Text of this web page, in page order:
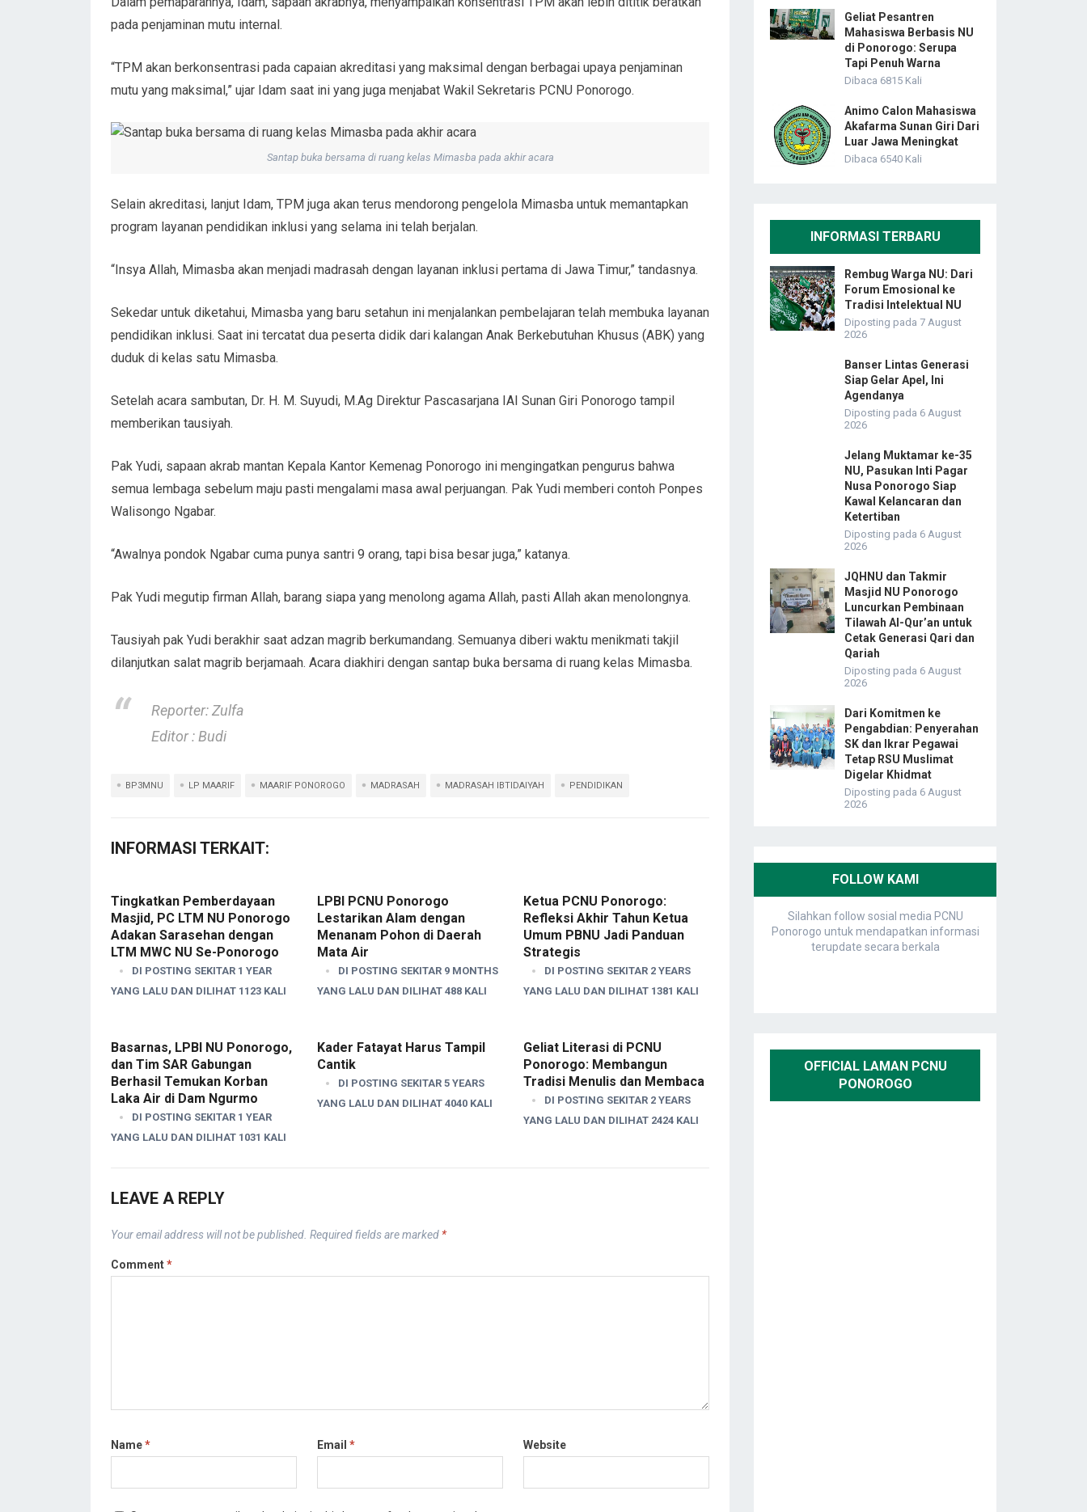
pada penjaminan mutu internal.
“TPM akan berkonsentrasi pada capaian akreditasi yang maksimal dengan berbagai upaya penjaminan
mutu yang maksimal,” ujar Idam saat ini yang juga menjabat Wakil Sekretaris PCNU Ponorogo.
Santap buka bersama di ruang kelas Mimasba pada akhir acara
Selain akreditasi, lanjut Idam, TPM juga akan terus mendorong pengelola Mimasba untuk memantapkan
program layanan pendidikan inklusi yang selama ini telah berjalan.
“Insya Allah, Mimasba akan menjadi madrasah dengan layanan inklusi pertama di Jawa Timur,” tandasnya.
Sekedar untuk diketahui, Mimasba yang baru setahun ini menjalankan pembelajaran telah membuka layanan
pendidikan inklusi. Saat ini tercatat dua peserta didik dari kalangan Anak Berkebutuhan Khusus (ABK) yang
duduk di kelas satu Mimasba.
Setelah acara sambutan, Dr. H. M. Suyudi, M.Ag Direktur Pascasarjana IAI Sunan Giri Ponorogo tampil
memberikan tausiyah.
Pak Yudi, sapaan akrab mantan Kepala Kantor Kemenag Ponorogo ini mengingatkan pengurus bahwa
semua lembaga sebelum maju pasti mengalami masa awal perjuangan. Pak Yudi memberi contoh Ponpes
Walisongo Ngabar.
“Awalnya pondok Ngabar cuma punya santri 9 orang, tapi bisa besar juga,” katanya.
Pak Yudi megutip firman Allah, barang siapa yang menolong agama Allah, pasti Allah akan menolongnya.
Tausiyah pak Yudi berakhir saat adzan magrib berkumandang. Semuanya diberi waktu menikmati takjil
dilanjutkan salat magrib berjamaah. Acara diakhiri dengan santap buka bersama di ruang kelas Mimasba.
Reporter: Zulfa
Editor : Budi
BP3MNU LP MAARIF MAARIF PONOROGO MADRASAH MADRASAH IBTIDAIYAH PENDIDIKAN
INFORMASI TERKAIT:
Tingkatkan Pemberdayaan
Masjid, PC LTM NU Ponorogo
Adakan Sarasehan dengan
LTM MWC NU Se-Ponorogo
DI POSTING SEKITAR 1 YEAR
YANG LALU DAN DILIHAT 1123 KALI
LPBI PCNU Ponorogo
Lestarikan Alam dengan
Menanam Pohon di Daerah
Mata Air
DI POSTING SEKITAR 9 MONTHS
YANG LALU DAN DILIHAT 488 KALI
Ketua PCNU Ponorogo:
Refleksi Akhir Tahun Ketua
Umum PBNU Jadi Panduan
Strategis
DI POSTING SEKITAR 2 YEARS
YANG LALU DAN DILIHAT 1381 KALI
Basarnas, LPBI NU Ponorogo,
dan Tim SAR Gabungan
Berhasil Temukan Korban
Laka Air di Dam Ngurmo
DI POSTING SEKITAR 1 YEAR
YANG LALU DAN DILIHAT 1031 KALI
Kader Fatayat Harus Tampil
Cantik
DI POSTING SEKITAR 5 YEARS
YANG LALU DAN DILIHAT 4040 KALI
Geliat Literasi di PCNU
Ponorogo: Membangun
Tradisi Menulis dan Membaca
DI POSTING SEKITAR 2 YEARS
YANG LALU DAN DILIHAT 2424 KALI
LEAVE A REPLY
Your email address will not be published. Required fields are marked *
Comment*
Name* Email * Website
Geliat Pesantren
Mahasiswa Berbasis NU
di Ponorogo: Serupa
Tapi Penuh Warna
Dibaca 6815 Kali
Animo Calon Mahasiswa
Akafarma Sunan Giri Dari
Luar Jawa Meningkat
Dibaca 6540 Kali
INFORMASI TERBARU
Rembug Warga NU: Dari
Forum Emosional ke
Tradisi Intelektual NU
Diposting pada 7 August
2026
Banser Lintas Generasi
Siap Gelar Apel, Ini
Agendanya
Diposting pada 6 August
2026
Jelang Muktamar ke-35
NU, Pasukan Inti Pagar
Nusa Ponorogo Siap
Kawal Kelancaran dan
Ketertiban
Diposting pada 6 August
2026
JQHNU dan Takmir
Masjid NU Ponorogo
Luncurkan Pembinaan
Tilawah Al-Qur’an untuk
Cetak Generasi Qari dan
Qariah
Diposting pada 6 August
2026
Dari Komitmen ke
Pengabdian: Penyerahan
SK dan Ikrar Pegawai
Tetap RSU Muslimat
Digelar Khidmat
Diposting pada 6 August
2026
FOLLOW KAMI
Silahkan follow sosial media PCNU
Ponorogo untuk mendapatkan informasi
terupdate secara berkala
OFFICIAL LAMAN PCNU
PONOROGO